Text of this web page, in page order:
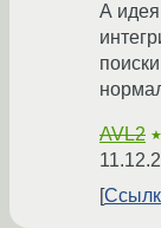
А идея
AVL2